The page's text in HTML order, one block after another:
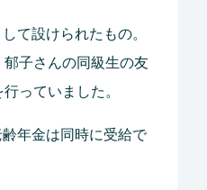
て設けられたもの。
子さんの同級生の友
っていました。
年金は同時に受給で